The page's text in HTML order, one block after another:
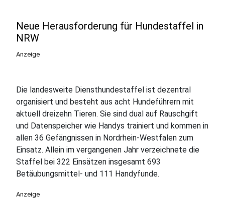
Neue Herausforderung für Hundestaffel in
NRW
Anzeige
Die landesweite Diensthundestaffel ist dezentral
organisiert und besteht aus acht Hundeführern mit
aktuell dreizehn Tieren. Sie sind dual auf Rauschgift
und Datenspeicher wie Handys trainiert und kommen in
allen 36 Gefängnissen in Nordrhein-Westfalen zum
Einsatz. Allein im vergangenen Jahr verzeichnete die
Staffel bei 322 Einsätzen insgesamt 693
Betäubungsmittel- und 111 Handyfunde.
Anzeige